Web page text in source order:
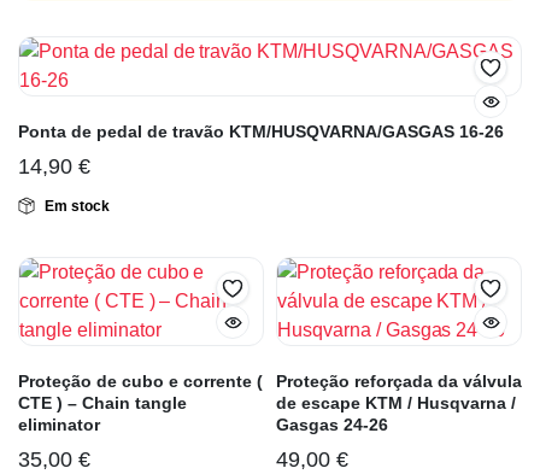
Ponta de pedal de travão KTM/HUSQVARNA/GASGAS 16-26
14,90 €
Em stock
Proteção de cubo e corrente (
CTE ) – Chain tangle
eliminator
35,00 €
Proteção reforçada da válvula
de escape KTM / Husqvarna /
Gasgas 24-26
49,00 €